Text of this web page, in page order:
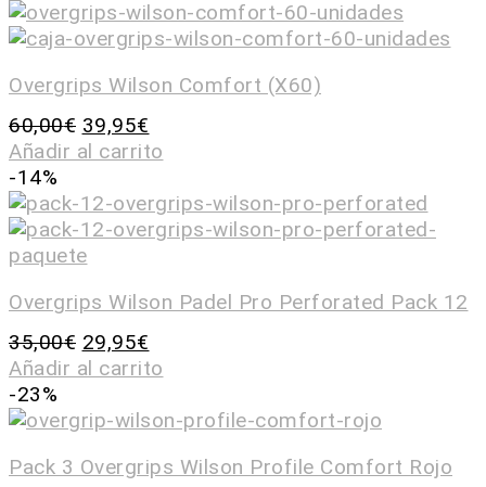
Overgrips Wilson Comfort (X60)
60,00€ 39,95€
Añadir al carrito
-14%
Overgrips Wilson Padel Pro Perforated Pack 12
35,00€ 29,95€
Añadir al carrito
-23%
Pack 3 Overgrips Wilson Profile Comfort Rojo